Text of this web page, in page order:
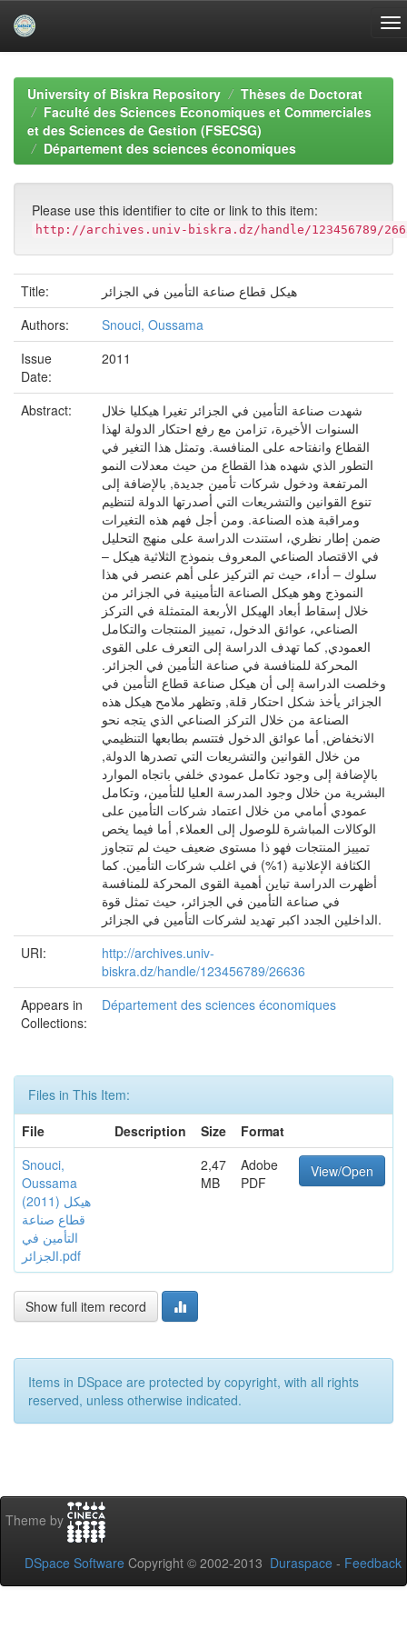
navigationUniversity of Biskra Repository
Thèses de Doctorat
Faculté des Sciences Economiques et Commerciales
et des Sciences de Gestion (FSECSG)
Département des sciences économiques
Please use this identifier to cite or link to this item:
http://archives.univ-biskra.dz/handle/123456789/
Title:
هيكل قطاع صناعة التأمين في الجزائر
Authors:
Snouci, Oussama
Issue
Date:
2011
Abstract:
شهدت صناعة التأمين في الجزائر تغيرا هيكليا خلال
السنوات الأخيرة، تزامن مع رفع احتكار الدولة لهذا
القطاع وانفتاحه على المنافسة. وتمثل هذا التغير في
التطور الذي شهده هذا القطاع من حيث معدلات النمو
المرتفعة ودخول شركات تأمين جديدة, بالإضافة إلى
تنوع القوانين والتشريعات التي أصدرتها الدولة لتنظيم
ومراقبة هذه الصناعة. ومن أجل فهم هذه التغيرات
ضمن إطار نظري، استندت الدراسة على منهج التحليل
في الاقتصاد الصناعي المعروف بنموذج الثلاثية هيكل –
سلوك – أداء، حيث تم التركيز على أهم عنصر في هذا
النموذج وهو هيكل الصناعة التأمينية في الجزائر من
خلال إسقاط أبعاد الهيكل الأربعة المتمثلة في التركز
الصناعي، عوائق الدخول، تمييز المنتجات والتكامل
العمودي, كما تهدف الدراسة إلى التعرف على القوى
المحركة للمنافسة في صناعة التأمين في الجزائر.
وخلصت الدراسة إلى أن هيكل صناعة قطاع التأمين في
الجزائر يأخذ شكل احتكار قلة, وتظهر ملامح هيكل هذه
الصناعة من خلال التركز الصناعي الذي يتجه نحو
الانخفاض, أما عوائق الدخول فتتسم بطابعها التنظيمي
من خلال القوانين والتشريعات التي تصدرها الدولة,
بالإضافة إلى وجود تكامل عمودي خلفي باتجاه الموارد
البشرية من خلال وجود المدرسة العليا للتأمين، وتكامل
عمودي أمامي من خلال اعتماد شركات التأمين على
الوكالات المباشرة للوصول إلى العملاء, أما فيما يخص
تمييز المنتجات فهو ذا مستوى ضعيف حيث لم تتجاوز
الكثافة الإعلانية (1%) في اغلب شركات التأمين. كما
أظهرت الدراسة تباين أهمية القوى المحركة للمنافسة
في صناعة التأمين في الجزائر، حيث تمثل قوة
الداخلين الجدد اكبر تهديد لشركات التأمين في الجزائر.
URI:
http://archives.univ-
biskra.dz/handle/123456789/26636
Appears in
Collections:
Département des sciences économiques
Files in This Item:
File
Description Size
Format
Snouci,
Oussama
(2011) هيكل
قطاع صناعة
التأمين في
الجزائر.pdf
2,47
MB
Adobe
PDF
View/Open
Show full item record
Items in DSpace are protected by copyright, with all rights
reserved, unless otherwise indicated.
Theme by
DSpace Software Copyright © 2002-2013 Duraspace - Feedback